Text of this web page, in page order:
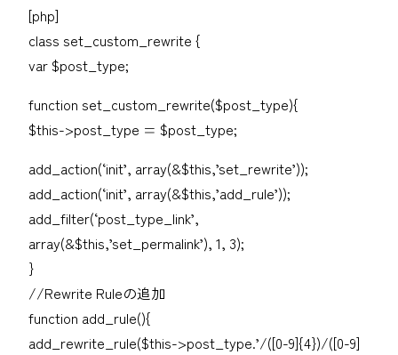
[php]
class set_custom_rewrite {
var $post_type;
function set_custom_rewrite($post_type){
$this->post_type = $post_type;
add_action(‘init’, array(&$this,’set_rewrite’));
add_action(‘init’, array(&$this,’add_rule’));
add_filter(‘post_type_link’,
array(&$this,’set_permalink’), 1, 3);
}
//Rewrite Ruleの追加
function add_rule(){
add_rewrite_rule($this->post_type.’/([0-9]{4})/([0-9]